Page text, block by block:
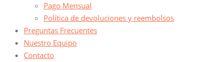
Pago Mensual
Política de devoluciones y reembolsos
Preguntas Frecuentes
Nuestro Equipo
Contacto